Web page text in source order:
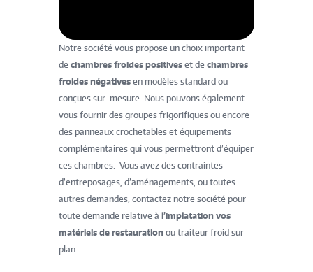
Notre société vous propose un choix important
de chambres froides positives et de chambres
froides négatives en modèles standard ou
conçues sur-mesure. Nous pouvons également
vous fournir des groupes frigorifiques ou encore
des panneaux crochetables et équipements
complémentaires qui vous permettront d’équiper
ces chambres. Vous avez des contraintes
d’entreposages, d’aménagements, ou toutes
autres demandes, contactez notre société pour
toute demande relative à l’implatation vos
matériels de restauration ou traiteur froid sur
plan.